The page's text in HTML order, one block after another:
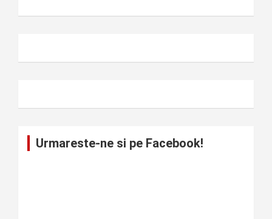
Urmareste-ne si pe Facebook!